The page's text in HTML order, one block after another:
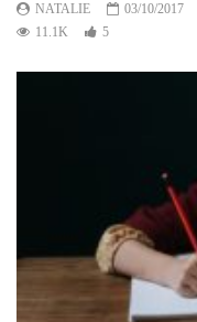
NATALIE
03/10/2017
11.1K
5